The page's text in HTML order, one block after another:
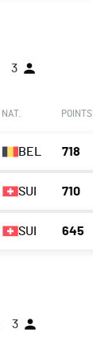
3
NAT. POINTS
BEL 718
SUI 710
SUI 645
3